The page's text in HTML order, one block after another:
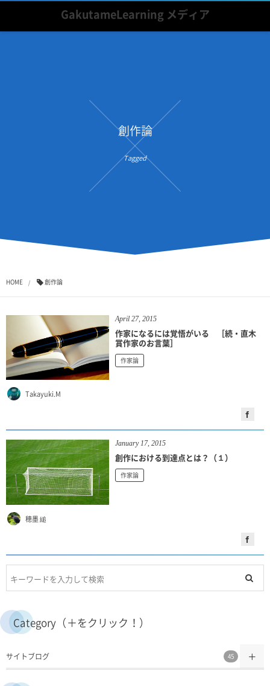
GakutameLearning メディア
創作論
Tagged
HOME 創作論
April 27,2015
作家になるには覚悟がいる ［続・直木
賞作家のお言葉］
作家論
Takayuki.M
January 17,2015
創作における到達点とは？（１）
作家論
穂墨 縋
Category（＋をクリック！）
サイトブログ 45